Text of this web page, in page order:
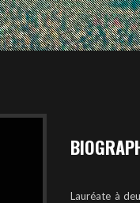
Lauréate à